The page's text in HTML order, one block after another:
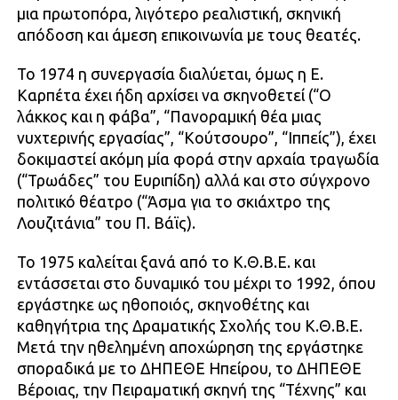
μια πρωτοπόρα, λιγότερο ρεαλιστική, σκηνική
απόδοση και άμεση επικοινωνία με τους θεατές.
Το 1974 η συνεργασία διαλύεται, όμως η Ε.
Καρπέτα έχει ήδη αρχίσει να σκηνοθετεί (“Ο
λάκκος και η φάβα”, “Πανοραμική θέα μιας
νυχτερινής εργασίας”, “Κούτσουρο”, “Ιππείς”), έχει
δοκιμαστεί ακόμη μία φορά στην αρχαία τραγωδία
(“Τρωάδες” του Ευριπίδη) αλλά και στο σύγχρονο
πολιτικό θέατρο (“Άσμα για το σκιάχτρο της
Λουζιτάνια” του Π. Βάϊς).
Το 1975 καλείται ξανά από το Κ.Θ.Β.Ε. και
εντάσσεται στο δυναμικό του μέχρι το 1992, όπου
εργάστηκε ως ηθοποιός, σκηνοθέτης και
καθηγήτρια της Δραματικής Σχολής του Κ.Θ.Β.Ε.
Μετά την ηθελημένη αποχώρηση της εργάστηκε
σποραδικά με το ΔΗΠΕΘΕ Ηπείρου, το ΔΗΠΕΘΕ
Βέροιας, την Πειραματική σκηνή της “Τέχνης” και